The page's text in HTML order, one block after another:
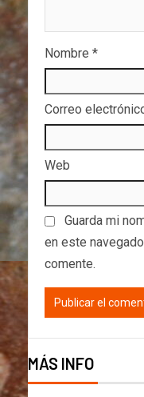
Nombre *
Correo
Web
Guarda mi
en este
comente.
MÁS INFO